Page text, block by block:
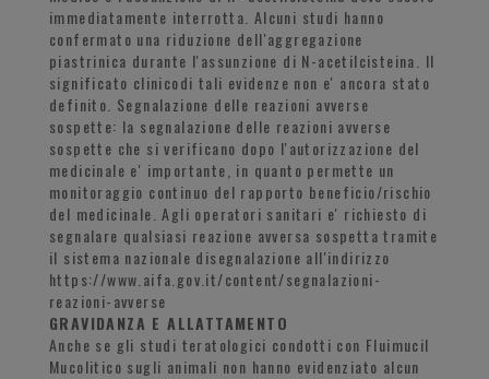
immediatamente interrotta. Alcuni studi hanno
confermato una riduzione dell'aggregazione
piastrinica durante l'assunzione di N-acetilcisteina. Il
significato clinicodi tali evidenze non e' ancora stato
definito. Segnalazione delle reazioni avverse
sospette: la segnalazione delle reazioni avverse
sospette che si verificano dopo l'autorizzazione del
medicinale e' importante, in quanto permette un
monitoraggio continuo del rapporto beneficio/rischio
del medicinale. Agli operatori sanitari e' richiesto di
segnalare qualsiasi reazione avversa sospetta tramite
il sistema nazionale disegnalazione all'indirizzo
https://www.aifa.gov.it/content/segnalazioni-
reazioni-avverse
GRAVIDANZA E ALLATTAMENTO
Anche se gli studi teratologici condotti con Fluimucil
Mucolitico sugli animali non hanno evidenziato alcun